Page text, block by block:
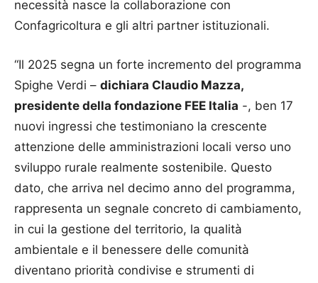
necessità nasce la collaborazione con
Confagricoltura e gli altri partner istituzionali.
“Il 2025 segna un forte incremento del programma
Spighe Verdi – dichiara Claudio Mazza,
presidente della fondazione FEE Italia -, ben 17
nuovi ingressi che testimoniano la crescente
attenzione delle amministrazioni locali verso uno
sviluppo rurale realmente sostenibile. Questo
dato, che arriva nel decimo anno del programma,
rappresenta un segnale concreto di cambiamento,
in cui la gestione del territorio, la qualità
ambientale e il benessere delle comunità
diventano priorità condivise e strumenti di